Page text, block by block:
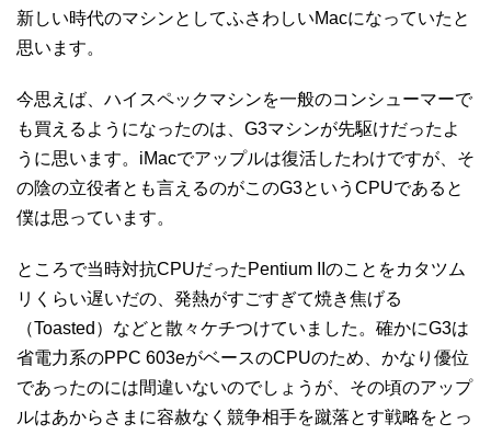
新しい時代のマシンとしてふさわしいMacになっていたと
思います。
今思えば、ハイスペックマシンを一般のコンシューマーで
も買えるようになったのは、G3マシンが先駆けだったよ
うに思います。iMacでアップルは復活したわけですが、そ
の陰の立役者とも言えるのがこのG3というCPUであると
僕は思っています。
ところで当時対抗CPUだったPentium IIのことをカタツム
リくらい遅いだの、発熱がすごすぎて焼き焦げる
（Toasted）などと散々ケチつけていました。確かにG3は
省電力系のPPC 603eがベースのCPUのため、かなり優位
であったのには間違いないのでしょうが、その頃のアップ
ルはあからさまに容赦なく競争相手を蹴落とす戦略をとっ